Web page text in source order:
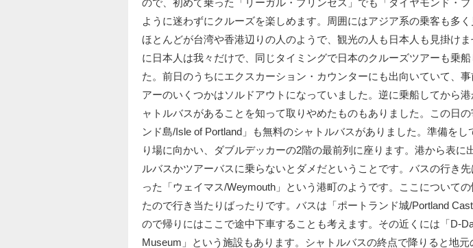
ので、初めて乗った「リーガル・プリンセス」でも「ダイヤモンド・
ように迷わずにクルーズを楽しめます。周囲にはアジア系の乗客も多く
ほとんどが台湾や香港辺りの人のようで、観光の人も日本人も見掛け
に日本人は我々だけで、同じタイミングで日本のクルーズツアーも乗
た。前日のうちにエクスカーション・カウンターにも出向いていて、
アーのいくつかはソルドアウトになっていました。逆に乗船してから
ャトルバスがあることを知って取りやめたものもありました。この日
ンド島/Isle of Portland」も無料のシャトルバスがありました。準備をし
り場に向かい、ダブルデッカーの2階の最前列に座ります。港から表に
ルバスかツアーバスに乗らないとダメだということです。バスの行き
った「ウェイマス/Weymouth」という港町のようです。ここについて
たので行き当たりばったりです。バスは「ポートランド城/Portland
ので帰りにはここで途中下車することも考えます。その近くには「D-
Museum」という施設もあります。シャトルバスの終点で降りると地元